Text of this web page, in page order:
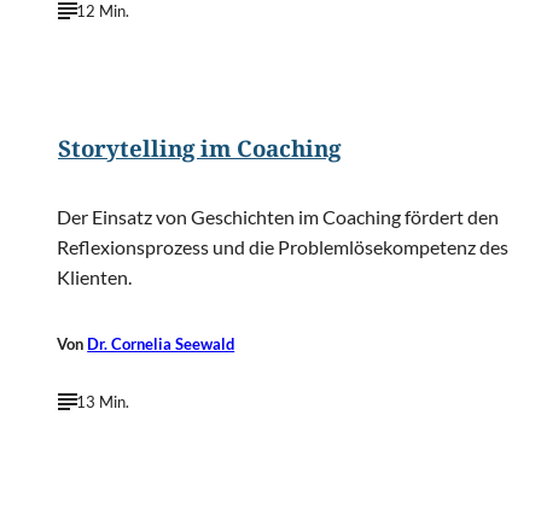
12 Min.
Storytelling im Coaching
Der Einsatz von Geschichten im Coaching fördert den
Reflexionsprozess und die Problemlösekompetenz des
Klienten.
Von Dr. Cornelia Seewald
13 Min.